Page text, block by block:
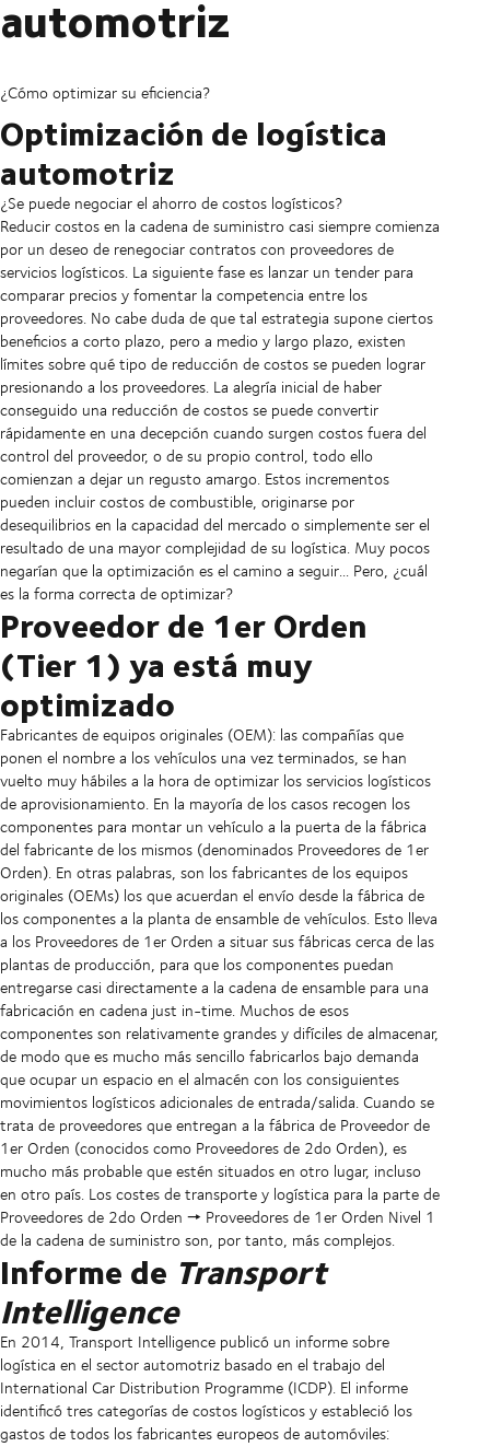
automotriz
¿Cómo optimizar su eficiencia?
Optimización de logística
automotriz
¿Se puede negociar el ahorro de costos logísticos?
Reducir costos en la cadena de suministro casi siempre comienza
por un deseo de renegociar contratos con proveedores de
servicios logísticos. La siguiente fase es lanzar un tender para
comparar precios y fomentar la competencia entre los
proveedores. No cabe duda de que tal estrategia supone ciertos
beneficios a corto plazo, pero a medio y largo plazo, existen
límites sobre qué tipo de reducción de costos se pueden lograr
presionando a los proveedores. La alegría inicial de haber
conseguido una reducción de costos se puede convertir
rápidamente en una decepción cuando surgen costos fuera del
control del proveedor, o de su propio control, todo ello
comienzan a dejar un regusto amargo. Estos incrementos
pueden incluir costos de combustible, originarse por
desequilibrios en la capacidad del mercado o simplemente ser el
resultado de una mayor complejidad de su logística. Muy pocos
negarían que la optimización es el camino a seguir... Pero, ¿cuál
es la forma correcta de optimizar?
Proveedor de 1er Orden
(Tier 1) ya está muy
optimizado
Fabricantes de equipos originales (OEM): las compañías que
ponen el nombre a los vehículos una vez terminados, se han
vuelto muy hábiles a la hora de optimizar los servicios logísticos
de aprovisionamiento. En la mayoría de los casos recogen los
componentes para montar un vehículo a la puerta de la fábrica
del fabricante de los mismos (denominados Proveedores de 1er
Orden). En otras palabras, son los fabricantes de los equipos
originales (OEMs) los que acuerdan el envío desde la fábrica de
los componentes a la planta de ensamble de vehículos. Esto lleva
a los Proveedores de 1er Orden a situar sus fábricas cerca de las
plantas de producción, para que los componentes puedan
entregarse casi directamente a la cadena de ensamble para una
fabricación en cadena just in-time. Muchos de esos
componentes son relativamente grandes y difíciles de almacenar,
de modo que es mucho más sencillo fabricarlos bajo demanda
que ocupar un espacio en el almacén con los consiguientes
movimientos logísticos adicionales de entrada/salida. Cuando se
trata de proveedores que entregan a la fábrica de Proveedor de
1er Orden (conocidos como Proveedores de 2do Orden), es
mucho más probable que estén situados en otro lugar, incluso
en otro país. Los costes de transporte y logística para la parte de
Proveedores de 2do Orden 🠖 Proveedores de 1er Orden Nivel 1
de la cadena de suministro son, por tanto, más complejos.
Informe de Transport
Intelligence
En 2014, Transport Intelligence publicó un informe sobre
logística en el sector automotriz basado en el trabajo del
International Car Distribution Programme (ICDP). El informe
identificó tres categorías de costos logísticos y estableció los
gastos de todos los fabricantes europeos de automóviles: